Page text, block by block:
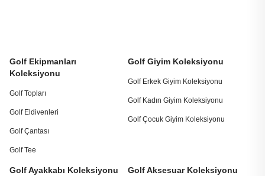
Golf Ekipmanları
Koleksiyonu
Golf Topları
Golf Eldivenleri
Golf Çantası
Golf Tee
Golf Giyim Koleksiyonu
Golf Erkek Giyim Koleksiyonu
Golf Kadın Giyim Koleksiyonu
Golf Çocuk Giyim Koleksiyonu
Golf Ayakkabı Koleksiyonu Golf Aksesuar Koleksiyonu